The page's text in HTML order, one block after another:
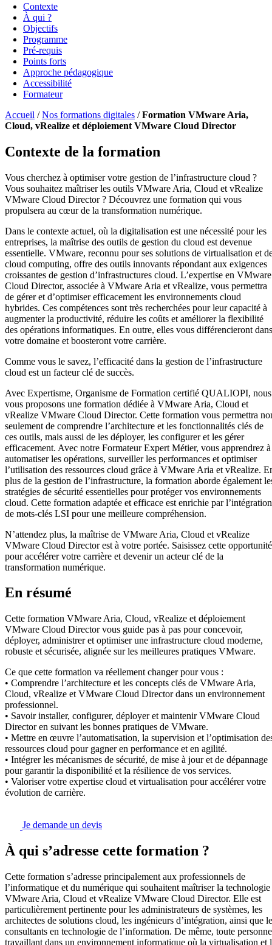
Contexte
À qui ?
Objectifs
Programme
Pré-requis
Points forts
Approche pédagogique
Accessibilité
Formateur
Accueil /Nos formations digitales /Formation VMware Aria,
Cloud, vRealize et déploiement VMware Cloud Director
Contexte de la formation
Vous cherchez à optimiser votre gestion de l’infrastructure cloud ?
Vous souhaitez maîtriser les outils VMware Aria, Cloud et vRealize
VMware Cloud Director ? Découvrez une formation qui vous
propulsera au cœur de la transformation numérique.
Dans le contexte actuel, où la digitalisation est une nécessité pour les
entreprises, la maîtrise des outils de gestion du cloud est devenue
essentielle. VMware, reconnu pour ses solutions de virtualisation et
cloud computing, offre des outils innovants répondant aux exigences
croissantes de gestion d’infrastructures cloud. L’expertise en VMware
Cloud Director, associée à VMware Aria et vRealize, vous permettra
de gérer et d’optimiser efficacement les environnements cloud
hybrides. Ces compétences sont très recherchées pour leur capacité à
augmenter la productivité, réduire les coûts et améliorer la flexibilité
des opérations informatiques. En outre, elles vous différencieront dans
votre domaine et boosteront votre carrière.
Comme vous le savez, l’efficacité dans la gestion de l’infrastructure
cloud est un facteur clé de succès.
Avec Expertisme, Organisme de Formation certifié QUALIOPI, nous
vous proposons une formation dédiée à VMware Aria, Cloud et
vRealize VMware Cloud Director. Cette formation vous permettra
seulement de comprendre l’architecture et les fonctionnalités clés de
ces outils, mais aussi de les déployer, les configurer et les gérer
efficacement. Avec notre Formateur Expert Métier, vous apprendrez à
automatiser les opérations, surveiller les performances et optimiser
l’utilisation des ressources cloud grâce à VMware Aria et vRealize.
plus de la gestion de l’infrastructure, la formation aborde également
stratégies de sécurité essentielles pour protéger vos environnements
cloud. Cette formation adaptée et efficace est enrichie par l’intégration
de mots-clés LSI pour une meilleure compréhension.
N’attendez plus, la maîtrise de VMware Aria, Cloud et vRealize
VMware Cloud Director est à votre portée. Saisissez cette opportunité
pour accélérer votre carrière et devenir un acteur clé de la
transformation numérique.
En résumé
Cette formation VMware Aria, Cloud, vRealize et déploiement
VMware Cloud Director vous guide pas à pas pour concevoir,
déployer, administrer et optimiser une infrastructure cloud moderne,
robuste et sécurisée, alignée sur les meilleures pratiques VMware.
Ce que cette formation va réellement changer pour vous :
• Comprendre l’architecture et les concepts clés de VMware Aria,
Cloud, vRealize et VMware Cloud Director dans un environnement
professionnel.
• Savoir installer, configurer, déployer et maintenir VMware Cloud
Director en suivant les bonnes pratiques de VMware.
• Mettre en œuvre l’automatisation, la supervision et l’optimisation
ressources cloud pour gagner en performance et en agilité.
• Intégrer les mécanismes de sécurité, de mise à jour et de dépannage
pour garantir la disponibilité et la résilience de vos services.
• Valoriser votre expertise cloud et virtualisation pour accélérer votre
évolution de carrière.
Je demande un devis
À qui s’adresse cette formation ?
Cette formation s’adresse principalement aux professionnels de
l’informatique et du numérique qui souhaitent maîtriser la technologie
VMware Aria, Cloud et vRealize VMware Cloud Director. Elle est
particulièrement pertinente pour les administrateurs de systèmes, les
architectes de solutions cloud, les ingénieurs d’intégration, ainsi que
consultants en technologie de l’information. De même, toute personne
travaillant dans un environnement informatique où la virtualisation et